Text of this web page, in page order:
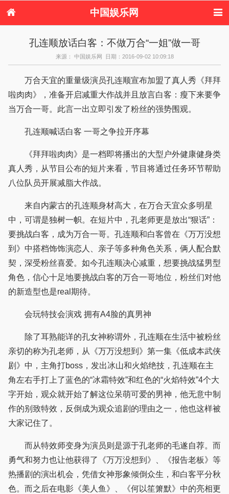
中国娱乐网
电视剧
演唱会 综艺节目
偶像活动
孔连顺放话白客：不做万合“一姐”做一哥
来源： 中国娱乐网 日期：2016-09-02 10:09:18
万合天宜的重量级演员孔连顺宣布加盟了真人秀《拜拜
啦肉肉》，准备开启减重大作战并且放言白客：瘦下来要争
当万合一哥。此言一出立即引发了粉丝的强势围观。
孔连顺喊话白客 一哥之争拉开序幕
《拜拜啦肉肉》是一档即将播出的大型户外健康健身类
真人秀，从节目公布的短片来看，节目将通过任务环节帮助
八位队员开展减脂大作战。
来自内蒙古的孔连顺身材高大，在万合天宜众多明星
中，可谓是独树一帜。在短片中，孔老师更是放出“狠话”：
要挑战白客，成为万合一哥。孔连顺和白客曾在《万万没想
到》中搭档饰饰演恋人、亲子等多种角色关系，俩人配合默
契，深受粉丝喜爱。如今孔连顺决心减重，想要挑战猛男型
角色，信心十足地要挑战白客的万合一哥地位，粉丝们对他
的新造型也是real期待。
会玩特技会演戏 拥有A4脸的真男神
除了耳熟能详的孔女神称谓外，孔连顺在生活中被粉丝
亲切的称为孔老师，从《万万没想到》第一集《低成本武侠
剧》中，主角打boss，发出冰山和火焰绝技，孔连顺在主
角左右手打上了蓝色的“冰霜特效”和红色的“火焰特效”4个大
字开始，观众就开始了解这位呆萌可爱的男神，他无意中制
作的别致特效，反倒成为观众追剧的理由之一，他也这样被
大家记住了。
而从特效师变身为演员则是源于孔老师的毛遂自荐。而
勇气和努力也让他获得了《万万没想到》、《报告老板》等
热播剧的演出机会，凭借女神形象倾倒众生，和白客平分秋
色。而之后在电影《美人鱼》、《何以笙箫默》中的亮相更